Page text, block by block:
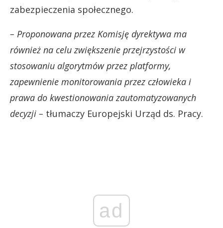
zabezpieczenia społecznego.
– Proponowana przez Komisję dyrektywa ma
również na celu zwiększenie przejrzystości w
stosowaniu algorytmów przez platformy,
zapewnienie monitorowania przez człowieka i
prawa do kwestionowania zautomatyzowanych
decyzji – tłumaczy Europejski Urząd ds. Pracy.
ad